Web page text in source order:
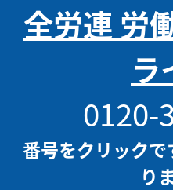
全労連 労
ラ
0120-
番号をクリック
り